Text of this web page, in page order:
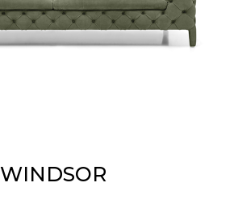
WINDSOR